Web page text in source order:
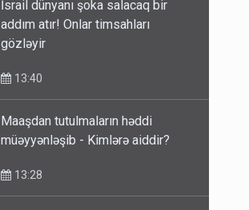
10:53
Ərdoğana sui-qəsd planının
iştirakçısı detalları açıqladı
Rusiya Azərbaycan vətədaşlarını
5 Avqust 11:53
İsrail dünyanı şoka salacaq bir
addım atır! Onlar timsahları
Maaşdan tutulmaların həddi